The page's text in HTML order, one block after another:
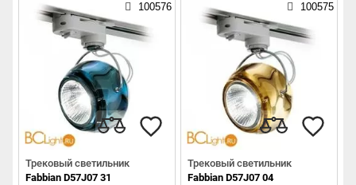
100576
Трековый светильник
Fabbian D57J07 31
100575
Трековый светильник
Fabbian D57J07 04